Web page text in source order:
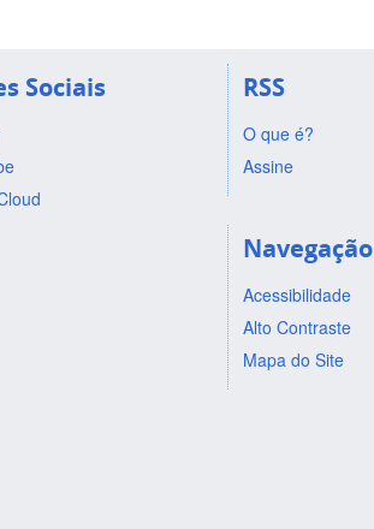
Sociais RSS
O que é?
Assine
Navegação
Acessibilidade
Alto Contraste
Mapa do Site